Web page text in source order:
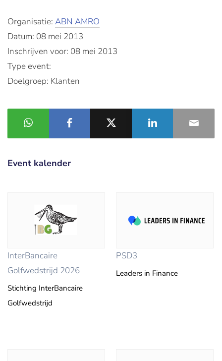
Organisatie: ABN AMRO
Datum: 08 mei 2013
Inschrijven voor: 08 mei 2013
Type event:
Doelgroep: Klanten
Event kalender
InterBancaire
Golfwedstrijd 2026
Stichting InterBancaire
Golfwedstrijd
PSD3
Leaders in Finance